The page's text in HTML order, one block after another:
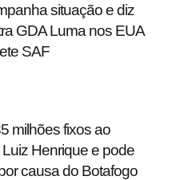
situação e diz
GDA Luma nos EUA
SAF
milhões fixos ao
Henrique e pode
causa do Botafogo